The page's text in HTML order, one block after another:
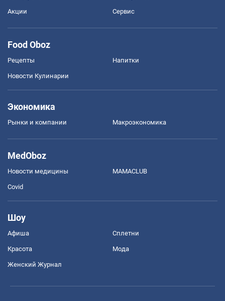
Акции Сервис
Food Oboz
Рецепты Напитки
Новости Кулинарии
Экономика
Рынки и компании Mакроэкономика
MedOboz
Новости медицины MAMACLUB
Covid
Шоу
Афиша Сплетни
Красота Мода
Женский Журнал